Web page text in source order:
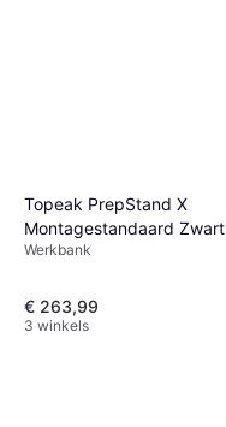
Topeak PrepStand X
Montagestandaard Zwart
Werkbank
€ 263,99
3 winkels